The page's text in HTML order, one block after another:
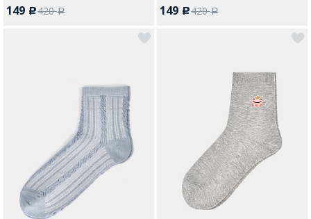
149 c420a 149 c420a